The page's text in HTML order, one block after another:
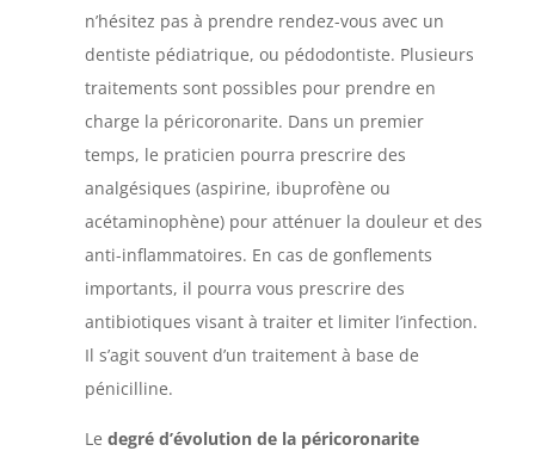
n’hésitez pas à prendre rendez-vous avec un
dentiste pédiatrique, ou pédodontiste. Plusieurs
traitements sont possibles pour prendre en
charge la péricoronarite. Dans un premier
temps, le praticien pourra prescrire des
analgésiques (aspirine, ibuprofène ou
acétaminophène) pour atténuer la douleur et des
anti-inflammatoires. En cas de gonflements
importants, il pourra vous prescrire des
antibiotiques visant à traiter et limiter l’infection.
Il s’agit souvent d’un traitement à base de
pénicilline.
Le degré d’évolution de la péricoronarite